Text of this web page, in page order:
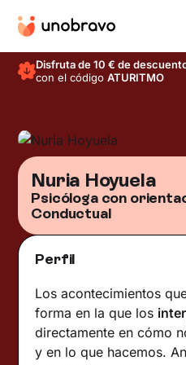
Disfruta de 10 € de
con el códigoATURITMO
Nuria Hoyuela
Psicóloga con
Conductual
Perfil
Los acontecimientos
forma en la que los
directamente en cómo
y en lo que hacemos.